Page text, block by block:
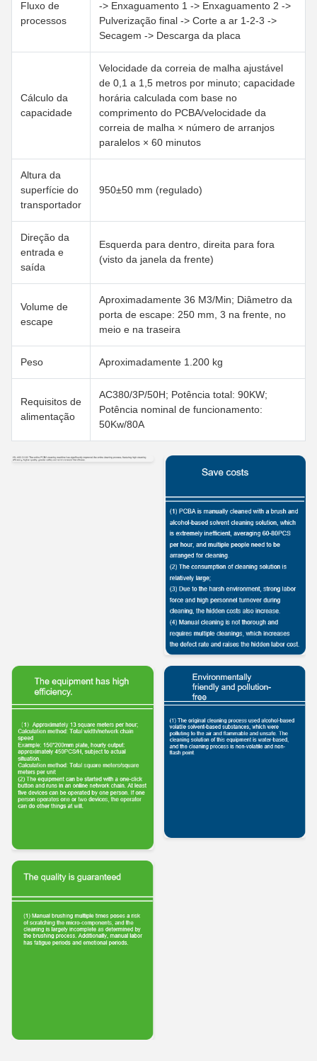
Fluxo de
processos
-> Enxaguamento 1 -> Enxaguamento 2 ->
Pulverização final -> Corte a ar 1-2-3 ->
Secagem -> Descarga da placa
Cálculo da
capacidade
Velocidade da correia de malha ajustável
de 0,1 a 1,5 metros por minuto; capacidade
horária calculada com base no
comprimento do PCBA/velocidade da
correia de malha × número de arranjos
paralelos × 60 minutos
Altura da
superfície do
transportador
950±50 mm (regulado)
Direção da
entrada e
saída
Esquerda para dentro, direita para fora
(visto da janela da frente)
Volume de
escape
Aproximadamente 36 M3/Min; Diâmetro da
porta de escape: 250 mm, 3 na frente, no
meio e na traseira
Peso Aproximadamente 1.200 kg
Requisitos de
alimentação
AC380/3P/50H; Potência total: 90KW;
Potência nominal de funcionamento:
50Kw/80A